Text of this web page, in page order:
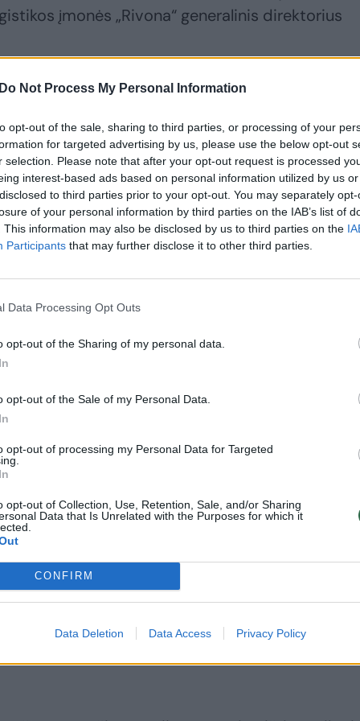
Do Not Process My Personal Information
opt-out of the sale, sharing to third parties, or processing of your
for targeted advertising by us, please use the below opt-out
selection. Please note that after your opt-out request is processed
interest-based ads based on personal information utilized by us
to third parties prior to your opt-out. You may separately
of your personal information by third parties on the IAB’s list of
This information may also be disclosed by us to third parties on the
Participants that may further disclose it to other third parties.
Data Processing Opt Outs
opt-out of the Sharing of my personal data.
opt-out of the Sale of my Personal Data.
opt-out of processing my Personal Data for Targeted
opt-out of Collection, Use, Retention, Sale, and/or Sharing
Data that Is Unrelated with the Purposes for which it
CONFIRM
Data Deletion Data Access Privacy Policy
įmonės „Rivona“ generalinis direktorius
nes į Lietuvą tos Lenkijos įmonės
Nepaisant to, ja prekiavusiems
duomenų
nutekėjimo – svarbi
nekilnojamojo turto
(4)
šeimoms: vieną
tik į RASFF informaciją, produkciją